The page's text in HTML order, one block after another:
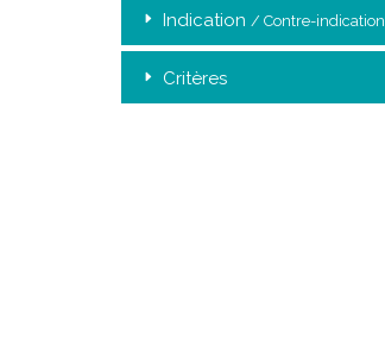
Indication / Contre-indication
Critères